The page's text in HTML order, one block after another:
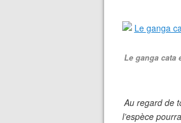
Le ganga cata
Au regard de
l’espèce